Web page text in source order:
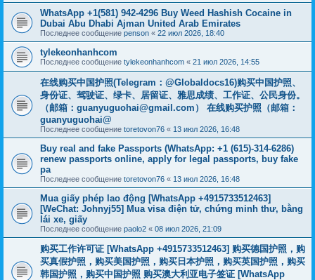
WhatsApp +1(581) 942-4296 Buy Weed Hashish Cocaine in
Dubai Abu Dhabi Ajman United Arab Emirates
Последнее сообщение penson « 22 июл 2026, 18:40
tylekeonhanhcom
Последнее сообщение tylekeonhanhcom « 21 июл 2026, 14:55
在线购买中国护照(Telegram：@Globaldocs16)购买中国护照、
身份证、驾驶证、绿卡、居留证、雅思成绩、工作证、公民身份。
（邮箱： guanyuguohai@gmail.com ） 在线购买护照（邮箱：
guanyuguohai@
Последнее сообщение toretovon76 « 13 июл 2026, 16:48
Buy real and fake Passports (WhatsApp: +1 (615)-314-6286)
renew passports online, apply for legal passports, buy fake
pa
Последнее сообщение toretovon76 « 13 июл 2026, 16:48
Mua giấy phép lao động [WhatsApp +4915733512463]
[WeChat: Johnyj55] Mua visa điện tử, chứng minh thư, bằng
lái xe, giấy
Последнее сообщение paolo2 « 08 июл 2026, 21:09
购买工作许可证 [WhatsApp +4915733512463] 购买德国护照，购
买真假护照，购买美国护照，购买日本护照，购买英国护照，购买
韩国护照，购买中国护照 购买澳大利亚电子签证 [WhatsApp